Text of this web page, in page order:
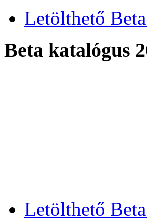
Letölthető
Beta katalógus
Letölthető